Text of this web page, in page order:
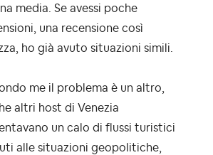
media. Se avessi poche
una recensione così
ho già avuto situazioni simili.
me il problema è un altro,
altri host di Venezia
un calo di flussi turistici
alle situazioni geopolitiche,